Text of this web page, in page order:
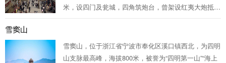
米，设四门及瓮城，四角筑炮台，曾架设红夷大炮抵御
艺术瑰宝。这里见证了袁...
雪窦山
雪窦山，位于浙江省宁波市奉化区溪口镇西北，为四明
山支脉最高峰，海拔800米，被誉为“四明第一山”“海上